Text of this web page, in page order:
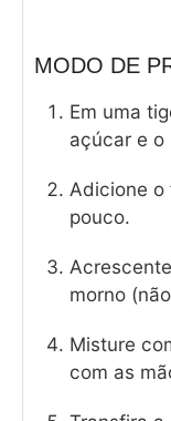
MODO DE
Em uma
açúcar e o
Adicione o
pouco.
morno
Misture
com as